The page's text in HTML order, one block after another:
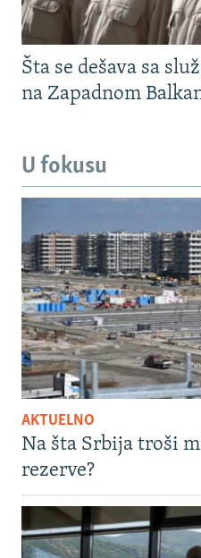
Šta se dešava sa
na Zapadnom
U fokusu
AKTUELNO
Na šta Srbija troši
rezerve?